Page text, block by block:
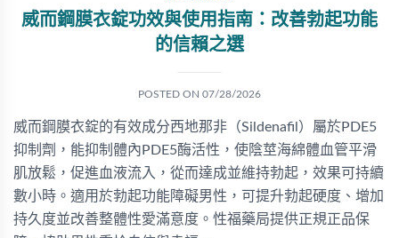
威而鋼膜衣錠功效與使用指南：改善勃起功能
的信賴之選
POSTED ON 07/28/2026
威而鋼膜衣錠的有效成分西地那非（Sildenafil）屬於PDE5
抑制劑，能抑制體內PDE5酶活性，使陰莖海綿體血管平滑
肌放鬆，促進血液流入，從而達成並維持勃起，效果可持續
數小時。適用於勃起功能障礙男性，可提升勃起硬度、增加
持久度並改善整體性愛滿意度。性福藥局提供正規正品保